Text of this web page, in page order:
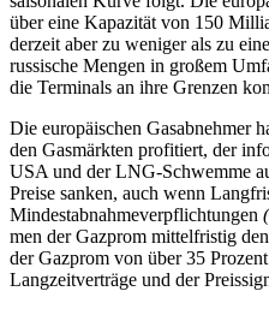
über eine Kapazi­tät von 150
derzeit aber zu weniger als zu
rus­sische Mengen in großem
die Terminals an ihre Grenzen
Die europäischen Gasabnehmer
den Gasmärkten profitiert, der
USA und der LNG-Schwemme
Preise san­ken, auch wenn
Mindestabnahmeverpflichtungen
men der Gaz­prom mittelfristig
der Gazprom von über 35
Langzeitverträge und der